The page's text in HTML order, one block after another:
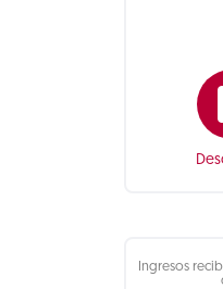
Ingresos